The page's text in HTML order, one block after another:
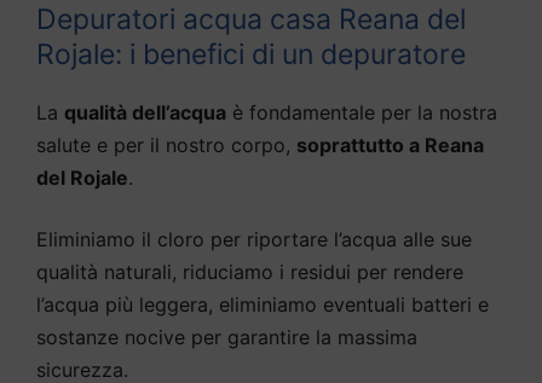
Depuratori acqua casa Reana del
Rojale: i benefici di un depuratore
La qualità dell’acqua è fondamentale per la nostra
salute e per il nostro corpo, soprattutto a Reana
del Rojale.
Eliminiamo il cloro per riportare l’acqua alle sue
qualità naturali, riduciamo i residui per rendere
l’acqua più leggera, eliminiamo eventuali batteri e
sostanze nocive per garantire la massima
sicurezza.